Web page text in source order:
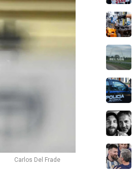
Carlos Del Frade